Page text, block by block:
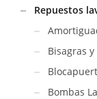
Repuestos
Bisagras
Bombas